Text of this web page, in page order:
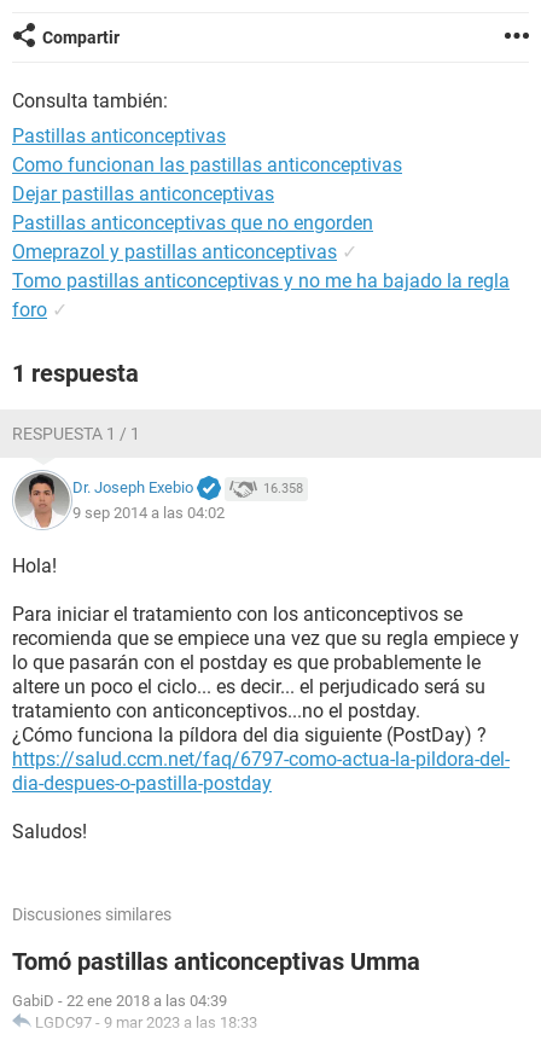
Compartir
Consulta también:
Pastillas anticonceptivas
Como funcionan las pastillas anticonceptivas
Dejar pastillas anticonceptivas
Pastillas anticonceptivas que no engorden
Omeprazol y pastillas anticonceptivas ✓
Tomo pastillas anticonceptivas y no me ha bajado la regla
foro ✓
1 respuesta
RESPUESTA 1 / 1
Dr. Joseph Exebio 16.358
9 sep 2014 a las 04:02
Hola!
Para iniciar el tratamiento con los anticonceptivos se
recomienda que se empiece una vez que su regla empiece y
lo que pasarán con el postday es que probablemente le
altere un poco el ciclo... es decir... el perjudicado será su
tratamiento con anticonceptivos...no el postday.
¿Cómo funciona la píldora del dia siguiente (PostDay) ?
https://salud.ccm.net/faq/6797-como-actua-la-pildora-del-
dia-despues-o-pastilla-postday
Saludos!
Discusiones similares
Tomó pastillas anticonceptivas Umma
GabiD - 22 ene 2018 a las 04:39
LGDC97 - 9 mar 2023 a las 18:33